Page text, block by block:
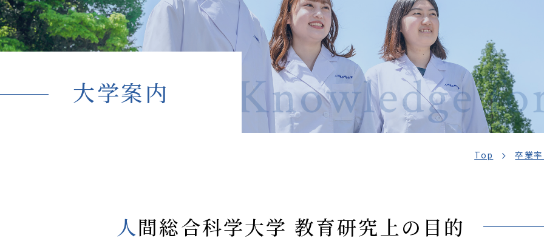
Admission
入試イベント
地域連携・研究
Cooperation&Research
よくある質問
お知らせ
サイトポリシー
プライバシーポリシー
サイトマップ
同窓会
Knowledge
大学案内
Top 卒業
人間総合科学大学 教育研究上の目的